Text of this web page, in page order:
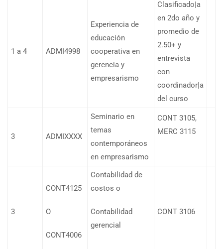
1 a 4 ADMI4998
Experiencia de
educación
cooperativa en
gerencia y
empresarismo
Clasificado|a
en 2do año y
promedio de
2.50+ y
entrevista
con
coordinador|a
del curso
3 ADMIXXXX
Seminario en
temas
contemporáneos
en empresarismo
CONT 3105,
MERC 3115
3
CONT4125
O
CONT4006
Contabilidad de
costos o
Contabilidad
gerencial
CONT 3106